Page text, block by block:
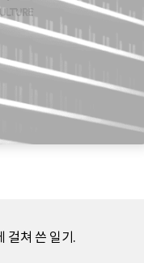
걸쳐 쓴 일기.